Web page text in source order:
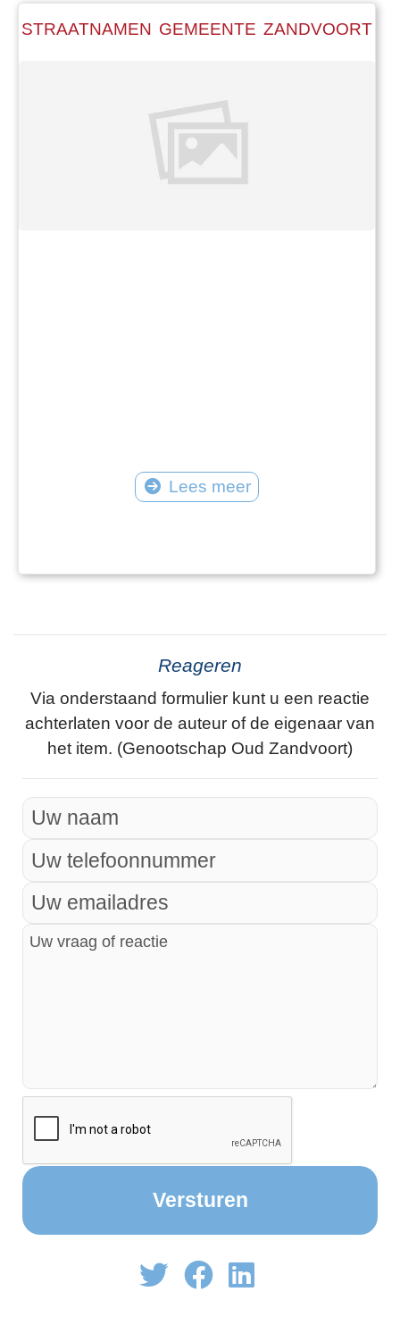
STRAATNAMEN GEMEENTE ZANDVOORT
Lees meer
Reageren
Via onderstaand formulier kunt u een reactie
achterlaten voor de auteur of de eigenaar van
het item. (Genootschap Oud Zandvoort)